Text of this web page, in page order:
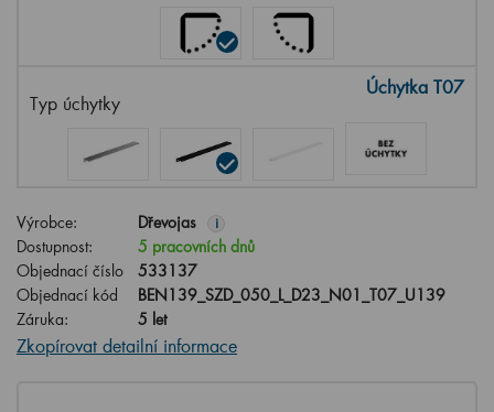
Typ úchytky
Úchytka T07
Výrobce: Dřevojas i
Dostupnost:
5 pracovních dnů
Objednací číslo
533137
Objednací kód
BEN139_SZD_050_L_D23_N01_T07_U139
Záruka:
5 let
Zkopírovat detailní informace